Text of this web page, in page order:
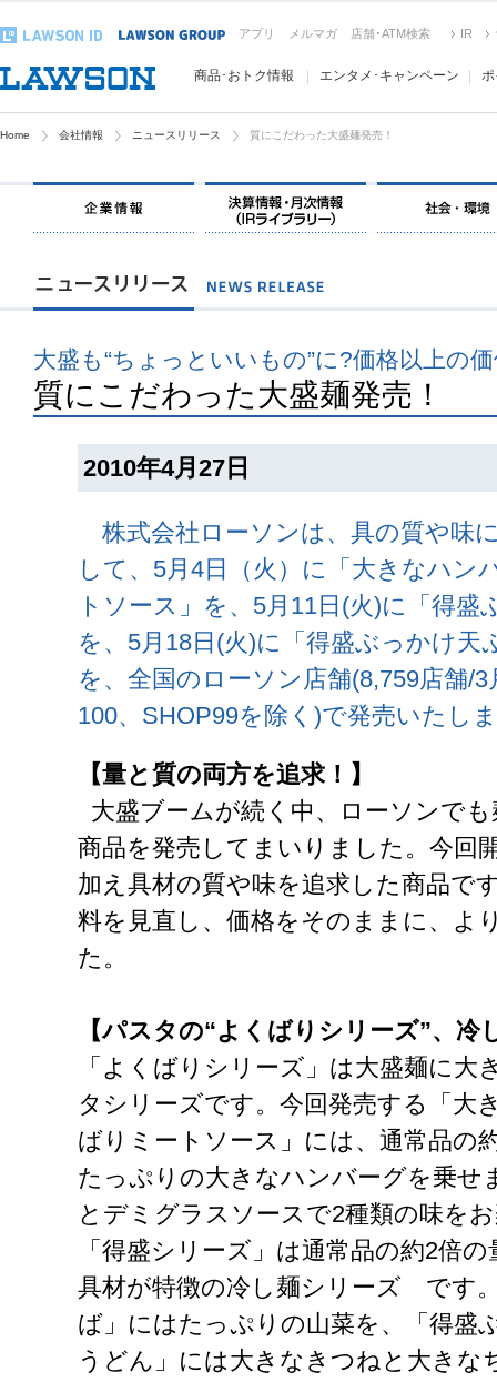
アプリ メルマガ 店舗･ATM検索 IR
商品･おトク情報 エンタメ･キャンペーン
Home 会社情報 ニュースリリース 質にこだわった大盛麺発売！
大盛も“ちょっといいもの”に?価格以上の
質にこだわった大盛麺発売！
2010年4月27日
株式会社ローソンは、具の質や味
して、5月4日（火）に「大きなハン
トソース」を、5月11日(火)に「得盛
を、5月18日(火)に「得盛ぶっかけ天
を、全国のローソン店舗(8,759店舗/
100、SHOP99を除く)で発売いたし
【量と質の両方を追求！】
大盛ブームが続く中、ローソンで
商品を発売してまいりました。今回
加え具材の質や味を追求した商品で
料を見直し、価格をそのままに、よ
た。
【パスタの“よくばりシリーズ”、冷
「よくばりシリーズ」は大盛麺に大
タシリーズです。今回発売する「大
ばりミートソース」には、通常品の
たっぷりの大きなハンバーグを乗せ
とデミグラスソースで2種類の味を
「得盛シリーズ」は通常品の約2倍
具材が特徴の冷し麺シリーズ です
ば」にはたっぷりの山菜を、「得盛
うどん」には大きなきつねと大きな